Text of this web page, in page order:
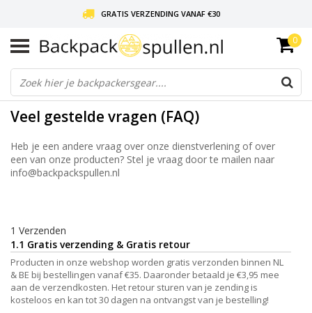
GRATIS VERZENDING VANAF €30
LIEFDE VOOR BACKPACKEN!
30 DAGEN GRATIS RETOUR
0
Veel gestelde vragen (FAQ)
Heb je een andere vraag over onze dienstverlening of over
een van onze producten? Stel je vraag door te mailen naar
info@backpackspullen.nl
1 Verzenden
1.1 Gratis verzending & Gratis retour
Producten in onze webshop worden gratis verzonden binnen NL
& BE bij bestellingen vanaf €35. Daaronder betaald je €3,95 mee
aan de verzendkosten. Het retour sturen van je zending is
kosteloos en kan tot 30 dagen na ontvangst van je bestelling!